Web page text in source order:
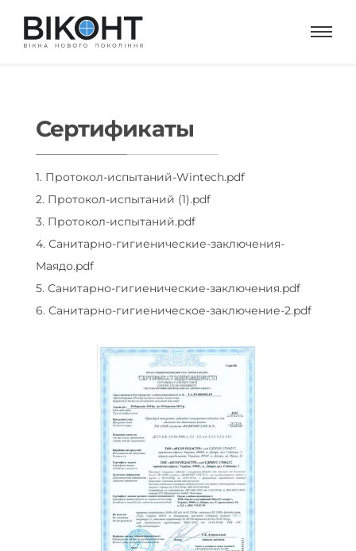
Сертификаты
1. Протокол-испытаний-Wintech.pdf
2. Протокол-испытаний (1).pdf
3. Протокол-испытаний.pdf
4. Санитарно-гигиенические-заключения-
Маядо.pdf
5. Санитарно-гигиенические-заключения.pdf
6. Санитарно-гигиеническое-заключение-2.pdf